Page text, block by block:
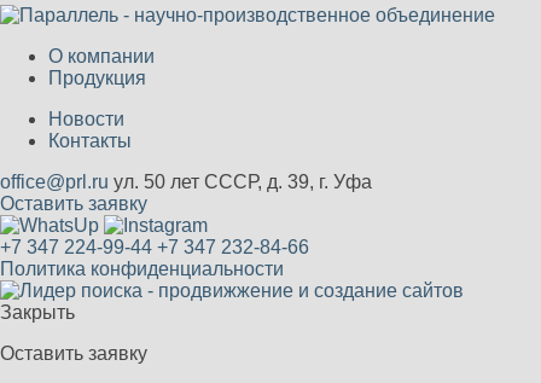
О компании
Продукция
Новости
Контакты
office@prl.ru ул. 50 лет СССР, д. 39, г. Уфа
Оставить заявку
+7 347 224-99-44 +7 347 232-84-66
Политика конфиденциальности
Закрыть
Оставить заявку